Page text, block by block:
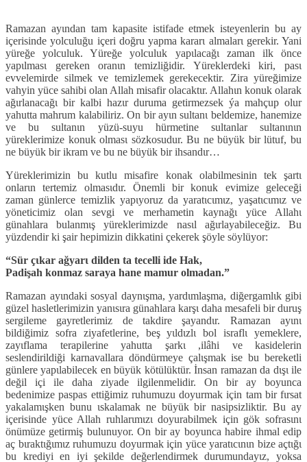
Ramazan ayιndan tam kapasite istifade etmek isteyenlerin bu ay
içerisinde yolculuğu içeri doğru yapma kararι almalarι gerekir. Yani
yüreğe yolculuk. Yüreğe yolculuk yapιlacağι zaman ilk önce
yapιlmasι gereken oranιn temizliğidir. Yüreklerdeki kiri, pasι
evvelemirde silmek ve temizlemek gerekecektir. Zira yüreğimize
vahyin yüce sahibi olan Allah misafir olacaktιr. Allahιn konuk olarak
ağιrlanacağι bir kalbi hazιr duruma getirmezsek ýa mahçup olur
yahutta mahrum kalabiliriz. On bir ayιn sultanι beldemize, hanemize
ve bu sultanιn yüzü-suyu hürmetine sultanlar sultanιnιn
yüreklerimize konuk olmasι sözkosudur. Bu ne büyük bir lütuf, bu
ne büyük bir ikram ve bu ne büyük bir ihsandιr…
Yüreklerimizin bu kutlu misafire konak olabilmesinin tek şartι
onlarιn tertemiz olmasιdιr. Önemli bir konuk evimize geleceği
zaman günlerce temizlik yapιyoruz da yaratιcιmιz, yaşatιcιmιz ve
yöneticimiz olan sevgi ve merhametin kaynağι yüce Allahι
günahlara bulanmιş yüreklerimizde nasιl ağιrlayabileceğiz. Bu
yüzdendir ki şair hepimizin dikkatini çekerek şöyle söylüyor:
“Sür çιkar ağyarι dilden ta tecelli ide Hak,
Padişah konmaz saraya hane mamur olmadan.”
Ramazan ayιndaki sosyal daynιşma, yardιmlaşma, diğergamlιk gibi
güzel hasletlerimizin yanιsιra günahlara karşι daha mesafeli bir duruş
sergileme gayretlerimiz de takdire şayandιr. Ramazan ayιnι
bildiğimiz sofra ziyafetlerine, beş yιldιzlι bol israflι yemeklere,
zayιflama terapilerine yahutta şarkι ,ilâhi ve kasidelerin
seslendirildiği karnavallara döndürmeye çalιşmak ise bu bereketli
günlere yapιlabilecek en büyük kötülüktür. İnsan ramazan da dιşι ile
değil içi ile daha ziyade ilgilenmelidir. On bir ay boyunca
bedenimize paspas ettiğimiz ruhumuzu doyurmak için tam bir fιrsat
yakalamιşken bunu ιskalamak ne büyük bir nasipsizliktir. Bu ay
içerisinde yüce Allah ruhlarιmιzι doyurabilmek için gök sofrasιnι
önümüze getirmiş bulunuyor. On bir ay boyunca habire ihmal edip
aç bιraktιğιmιz ruhumuzu doyurmak için yüce yaratιcιnιn bize açtιğι
bu krediyi en iyi şekilde değerlendirmek durumundayιz, yoksa